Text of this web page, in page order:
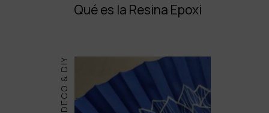
Qué es la Resina Epoxi
DECO & DIY